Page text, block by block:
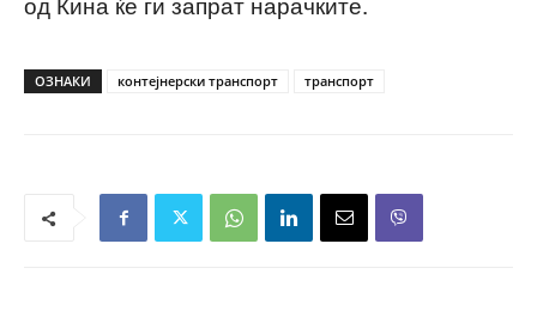
ОЗНАКИ контејнерски транспорт транспорт